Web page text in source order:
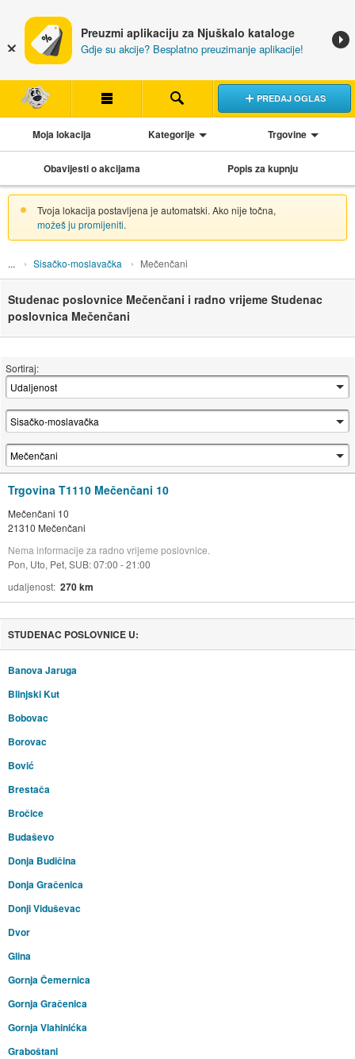
Preuzmi aplikaciju za Njuškalo kataloge
Gdje su akcije? Besplatno preuzimanje aplikacije!
PREDAJ OGLAS
Moja lokacija Kategorije Trgovine
Obavijesti o akcijama Popis za kupnju
Tvoja lokacija postavljena je automatski. Ako nije točna,
možeš ju promijeniti.
Sisačko-moslavačka Mečenčani
Studenac poslovnice Mečenčani i radno vrijeme Studenac
poslovnica Mečenčani
Sortiraj:
Trgovina T1110 Mečenčani 10
Mečenčani 10
21310 Mečenčani
Nema informacije za radno vrijeme poslovnice.
Pon, Uto, Pet, SUB: 07:00 - 21:00
udaljenost 270 km
STUDENAC POSLOVNICE U:
Banova Jaruga
Blinjski Kut
Bobovac
Borovac
Bović
Brestača
Bročice
Budaševo
Donja Budičina
Donja Gračenica
Donji Viduševac
Dvor
Glina
Gornja Čemernica
Gornja Gračenica
Gornja Vlahinićka
Graboštani